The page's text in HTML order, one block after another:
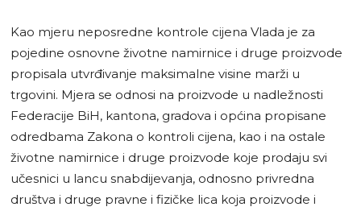
Kao mjeru neposredne kontrole cijena Vlada je za
pojedine osnovne životne namirnice i druge proizvode
propisala utvrđivanje maksimalne visine marži u
trgovini. Mjera se odnosi na proizvode u nadležnosti
Federacije BiH, kantona, gradova i općina propisane
odredbama Zakona o kontroli cijena, kao i na ostale
životne namirnice i druge proizvode koje prodaju svi
učesnici u lancu snabdijevanja, odnosno privredna
društva i druge pravne i fizičke lica koja proizvode i